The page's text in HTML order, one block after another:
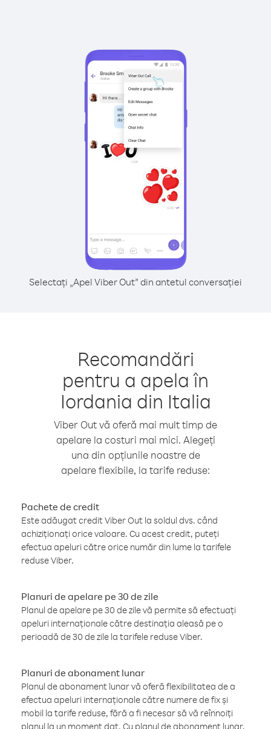
Selectați „Apel Viber Out” din antetul conversației
Recomandări
pentru a apela în
Iordania din Italia
Viber Out vă oferă mai mult timp de
apelare la costuri mai mici. Alegeți
una din opțiunile noastre de
apelare flexibile, la tarife reduse:
Pachete de credit
Este adăugat credit Viber Out la soldul dvs. când
achiziționați orice valoare. Cu acest credit, puteți
efectua apeluri către orice număr din lume la tarifele
reduse Viber.
Planuri de apelare pe 30 de zile
Planul de apelare pe 30 de zile vă permite să efectuați
apeluri internaționale către destinația aleasă pe o
perioadă de 30 de zile la tarifele reduse Viber.
Planuri de abonament lunar
Planul de abonament lunar vă oferă flexibilitatea de a
efectua apeluri internaționale către numere de fix și
mobil la tarife reduse, fără a fi necesar să vă reînnoiți
planul la un moment dat. Cu planul de abonament lunar,